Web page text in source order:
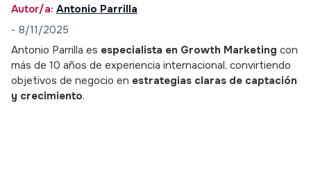
Autor/a: Antonio Parrilla
- 8/11/2025
Antonio Parrilla es especialista en Growth Marketing con
más de 10 años de experiencia internacional, convirtiendo
objetivos de negocio en estrategias claras de captación
y crecimiento.